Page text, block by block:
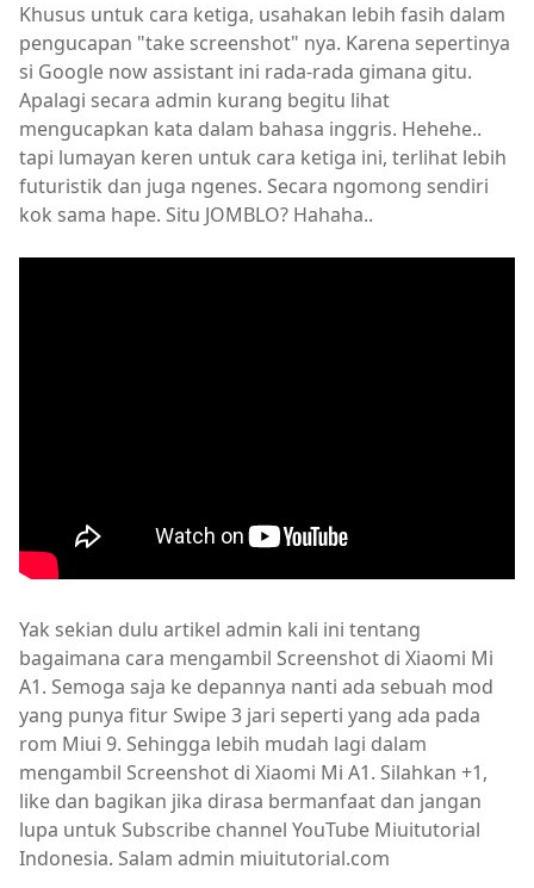
Khusus untuk cara ketiga, usahakan lebih fasih dalam
pengucapan "take screenshot" nya. Karena sepertinya
si Google now assistant ini rada-rada gimana gitu.
Apalagi secara admin kurang begitu lihat
mengucapkan kata dalam bahasa inggris. Hehehe..
tapi lumayan keren untuk cara ketiga ini, terlihat lebih
futuristik dan juga ngenes. Secara ngomong sendiri
kok sama hape. Situ JOMBLO? Hahaha..
Yak sekian dulu artikel admin kali ini tentang
bagaimana cara mengambil Screenshot di Xiaomi Mi
A1. Semoga saja ke depannya nanti ada sebuah mod
yang punya fitur Swipe 3 jari seperti yang ada pada
rom Miui 9. Sehingga lebih mudah lagi dalam
mengambil Screenshot di Xiaomi Mi A1. Silahkan +1,
like dan bagikan jika dirasa bermanfaat dan jangan
lupa untuk Subscribe channel YouTube Miuitutorial
Indonesia. Salam admin miuitutorial.com